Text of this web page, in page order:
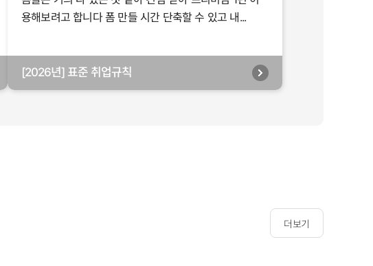
용해보려고 합니다 폼 만들 시간 단축할 수 있고 내...
[2026년] 표준 취업규칙
더보기